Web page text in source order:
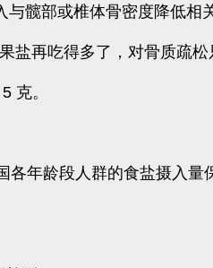
髋部或椎体骨密度降低相关
再吃得多了，对骨质疏松
克。
各年龄段人群的食盐摄入量